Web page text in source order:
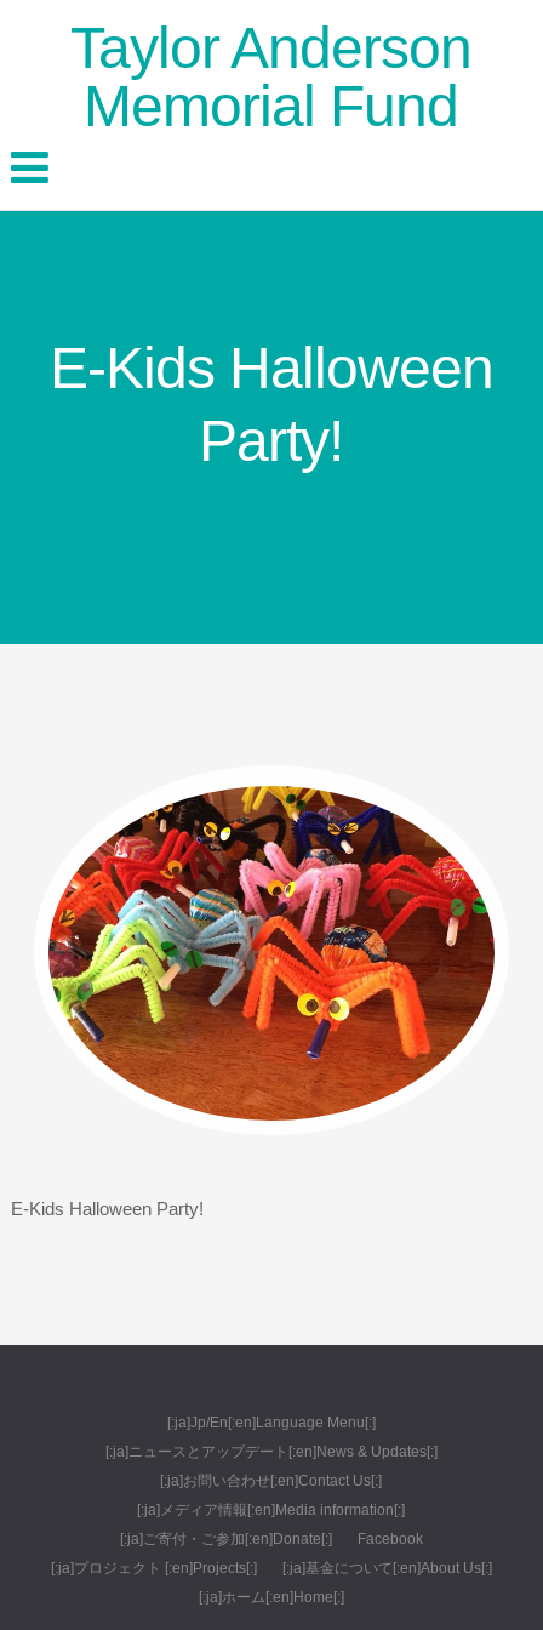
Taylor Anderson
Memorial Fund
E-Kids Halloween
Party!
E-Kids Halloween Party!
[:ja]Jp/En[:en]Language Menu[:]
[:ja]ニュースとアップデート[:en]News & Updates[:]
[:ja]お問い合わせ[:en]Contact Us[:]
[:ja]メディア情報[:en]Media information[:]
[:ja]ご寄付・ご参加[:en]Donate[:]
Facebook
[:ja]プロジェクト [:en]Projects[:]
[:ja]基金について[:en]About Us[:]
[:ja]ホーム[:en]Home[:]